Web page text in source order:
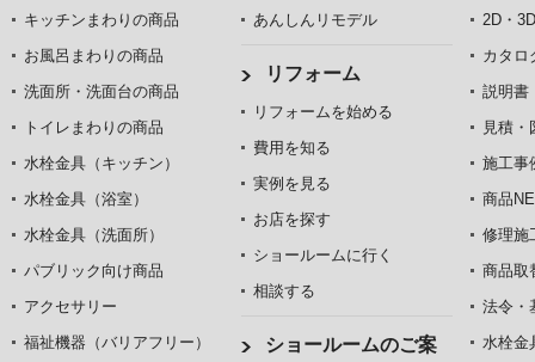
キッチンまわりの商品
お風呂まわりの商品
洗面所・洗面台の商品
トイレまわりの商品
水栓金具（キッチン）
水栓金具（浴室）
水栓金具（洗面所）
パブリック向け商品
アクセサリー
福祉機器（バリアフリー）
あんしんリモデル
リフォーム
リフォームを始める
費用を知る
実例を見る
お店を探す
ショールームに行く
相談する
ショールームのご案
2D・
カタロ
説明書
見積・
施工事
商品
修理施
商品取
法令・
水栓金